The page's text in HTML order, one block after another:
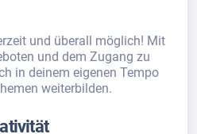
und überall möglich! Mit
und dem Zugang zu
in deinem eigenen Tempo
weiterbilden.